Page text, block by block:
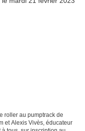
roller au pumptrack de
et Alexis Vivès, éducateur